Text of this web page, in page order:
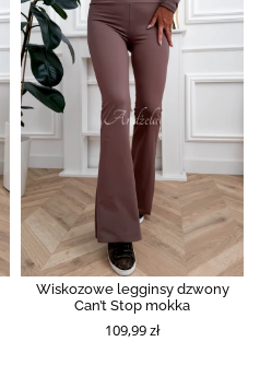
Wiskozowe legginsy dzwony
Can’t Stop mokka
109,99 zł